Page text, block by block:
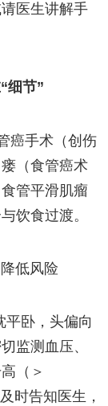
医生讲解手
细节”
癌手术（创伤
（食管癌术
管平滑肌瘤
饮食过渡。
低风险
平卧，头偏向
监测血压、
（＞
时告知医生，